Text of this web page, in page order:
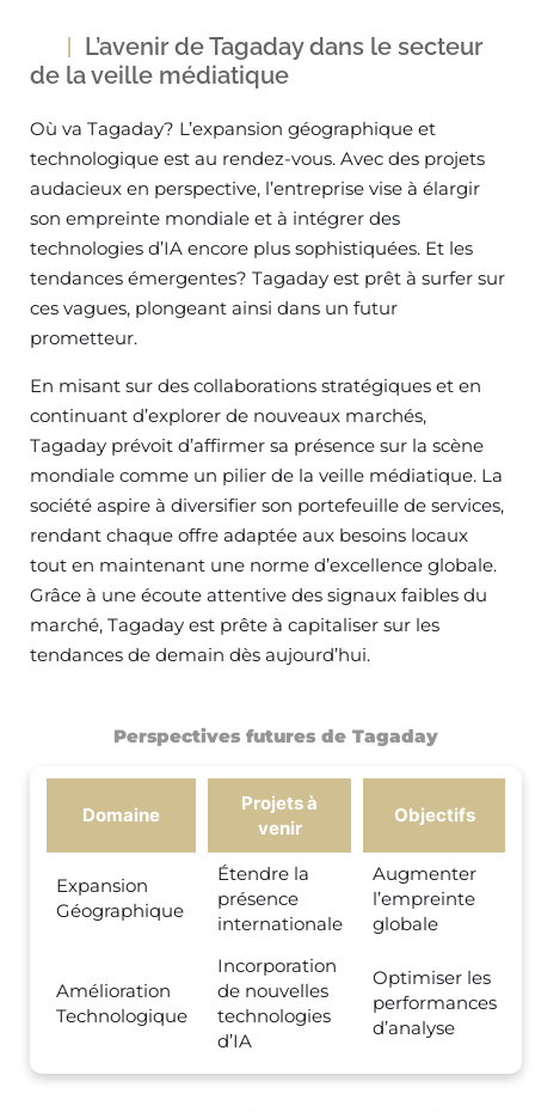
L’avenir de Tagaday dans le secteur
de la veille médiatique
Où va Tagaday? L’expansion géographique et
technologique est au rendez-vous. Avec des projets
audacieux en perspective, l’entreprise vise à élargir
son empreinte mondiale et à intégrer des
technologies d’IA encore plus sophistiquées. Et les
tendances émergentes? Tagaday est prêt à surfer sur
ces vagues, plongeant ainsi dans un futur
prometteur.
En misant sur des collaborations stratégiques et en
continuant d’explorer de nouveaux marchés,
Tagaday prévoit d’affirmer sa présence sur la scène
mondiale comme un pilier de la veille médiatique. La
société aspire à diversifier son portefeuille de services,
rendant chaque offre adaptée aux besoins locaux
tout en maintenant une norme d’excellence globale.
Grâce à une écoute attentive des signaux faibles du
marché, Tagaday est prête à capitaliser sur les
tendances de demain dès aujourd’hui.
Perspectives futures de Tagaday
Domaine
Projets à
venir
Objectifs
Expansion
Géographique
Étendre la
présence
internationale
Augmenter
l’empreinte
globale
Amélioration
Technologique
Incorporation
de nouvelles
technologies
d’IA
Optimiser les
performances
d’analyse